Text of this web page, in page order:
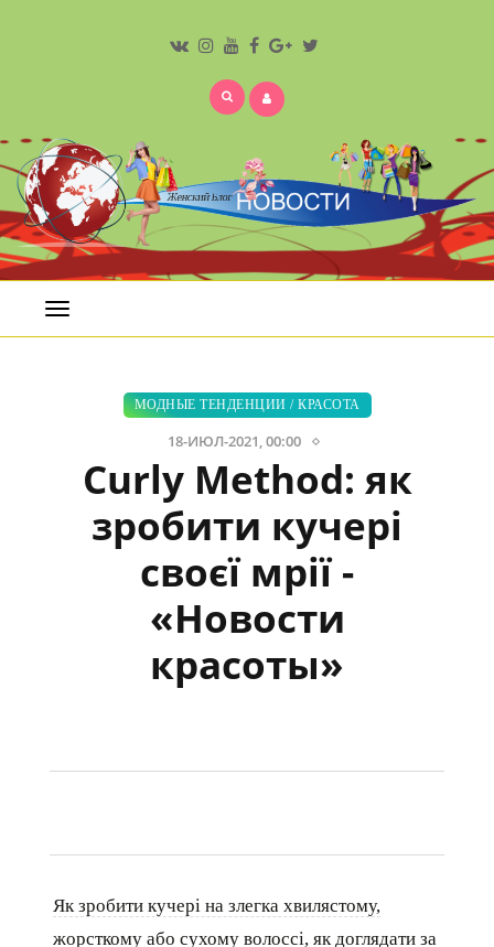
Открыть
меню
МОДНЫЕ ТЕНДЕНЦИИ / КРАСОТА
18-ИЮЛ-2021, 00:00
Curly Method: як
зробити кучері
своєї мрії -
«Новости
красоты»
Як зробити кучері на злегка хвилястому,
жорсткому або сухому волоссі, як доглядати за